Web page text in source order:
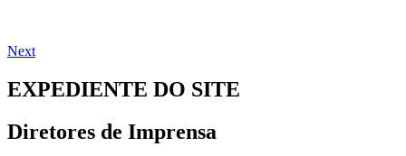
Next
EXPEDIENTE DO SITE
Diretores de Imprensa